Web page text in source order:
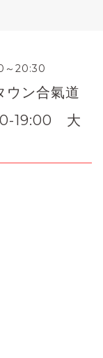
～20:30
ン合氣道
19:00 大